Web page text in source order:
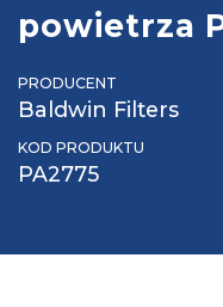
powietrza
PRODUCENT
Baldwin Filters
KOD PRODUKTU
PA2775